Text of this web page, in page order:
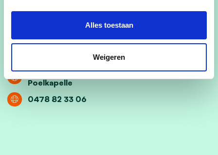
Alles toestaan
Weigeren
Lange Molenstraat 45, 8920 Langemark-
Poelkapelle
0478 82 33 06